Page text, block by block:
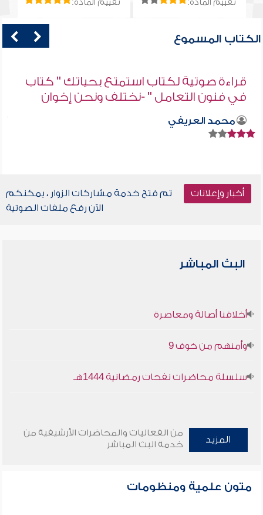
تقييم المادة: تقييم المادة:
الكتاب المسموع
قراءة صوتية لكتاب استمتع بحياتك " كتاب
في فنون التعامل " -نختلف ونحن إخوان
محمد العريفي
أخبار وإعلانات
تم فتح خدمة مشاركات الزوار ، يمكنكم
الآن رفع ملفات الصوتية
البث المباشر
أخلاقنا أصالة ومعاصرة
وأمنهم من خوف 9
سلسلة محاضرات نفحات رمضانية 1444هـ
المزيد
من الفعاليات والمحاضرات الأرشيفية من
خدمة البث المباشر
متون علمية ومنظومات